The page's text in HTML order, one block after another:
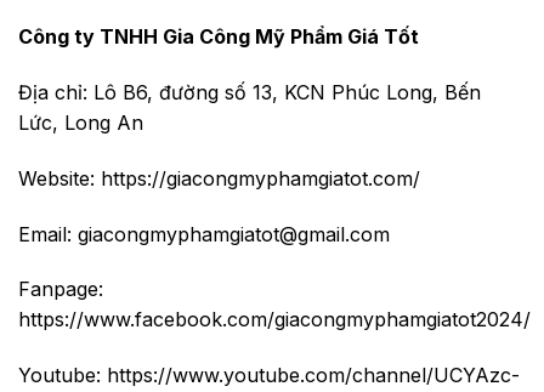
Công ty TNHH Gia Công Mỹ Phẩm Giá Tốt
Địa chỉ: Lô B6, đường số 13, KCN Phúc Long, Bến
Lức, Long An
Website: https://giacongmyphamgiatot.com/
Email: giacongmyphamgiatot@gmail.com
Fanpage:
https://www.facebook.com/giacongmyphamgiatot2024/
Youtube: https://www.youtube.com/channel/UCYAzc-